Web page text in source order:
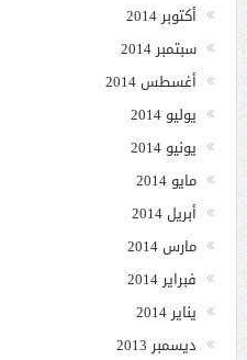
أكتوبر 2014
سبتمبر 2014
أغسطس 2014
يوليو 2014
يونيو 2014
مايو 2014
أبريل 2014
مارس 2014
فبراير 2014
يناير 2014
ديسمبر 2013